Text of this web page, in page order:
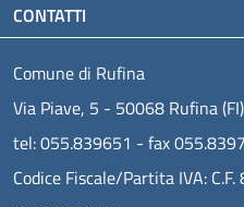
CONTATTI
Comune di Rufina
Via Piave, 5 - 50068 Rufina (FI)
tel: 055.839651 - fax
Codice Fiscale/Partita IVA: